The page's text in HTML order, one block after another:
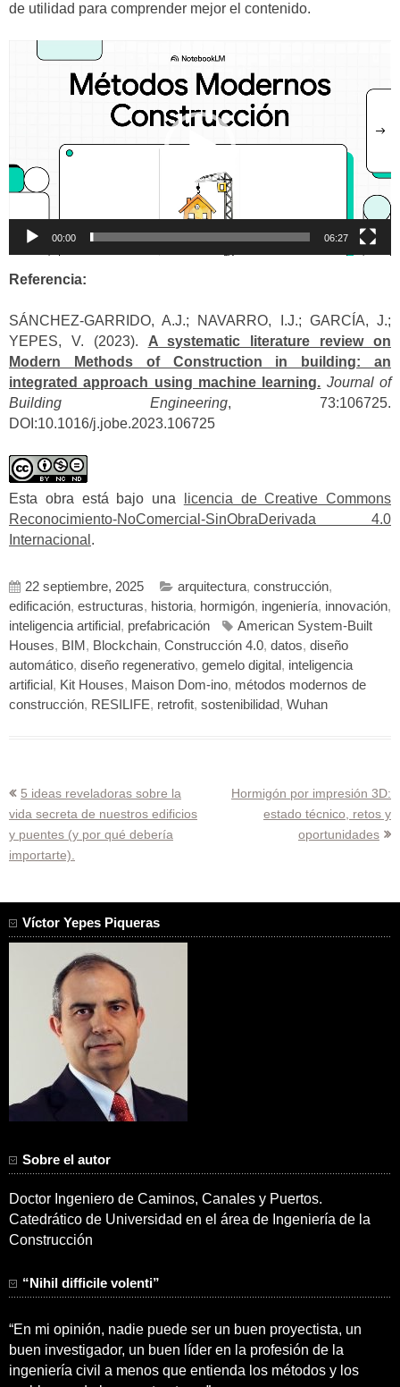
de utilidad para comprender mejor el contenido.
00:00 06:27
Referencia:
SÁNCHEZ-GARRIDO, A.J.; NAVARRO, I.J.; GARCÍA, J.;
YEPES, V. (2023). A systematic literature review on
Modern Methods of Construction in building: an
integrated approach using machine learning. Journal of
Building Engineering, 73:106725.
DOI:10.1016/j.jobe.2023.106725
Esta obra está bajo una
licencia de Creative Commons
Reconocimiento-NoComercial-SinObraDerivada 4.0
Internacional .
22 septiembre, 2025 arquitectura, construcción,
edificación, estructuras, historia, hormigón, ingeniería, innovación,
inteligencia artificial , prefabricación
American System-Built
Houses, BIM , Blockchain, Construcción 4.0, datos, diseño
automático, diseño regenerativo, gemelo digital , inteligencia
artificial , Kit Houses, Maison Dom-ino, métodos modernos de
construcción, RESILIFE, retrofit, sostenibilidad, Wuhan
Navegación
de
entradas
5 ideas reveladoras sobre la
vida secreta de nuestros edificios
y puentes (y por qué debería
importarte).
Hormigón por impresión 3D:
estado técnico, retos y
oportunidades
Víctor Yepes Piqueras
Sobre el autor
Doctor Ingeniero de Caminos, Canales y Puertos.
Catedrático de Universidad en el área de Ingeniería de la
Construcción
“Nihil difficile volenti”
“En mi opinión, nadie puede ser un buen proyectista, un
buen investigador, un buen líder en la profesión de la
ingeniería civil a menos que entienda los métodos y los